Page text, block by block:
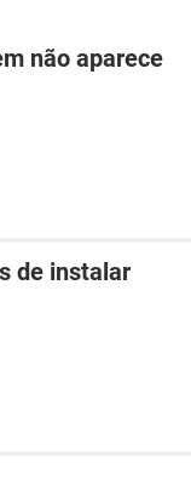
não aparece
de instalar